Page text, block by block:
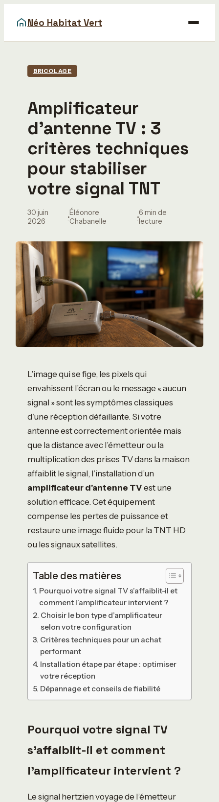
Néo Habitat Vert
Maison
Déco
Gastronomie
Immobilier
BRICOLAGE
Amplificateur
d’antenne TV : 3
critères techniques
pour stabiliser
votre signal TNT
30 juin
2026
·
Éléonore
Chabanelle
·
6 min de
lecture
L’image qui se fige, les pixels qui
envahissent l’écran ou le message « aucun
signal » sont les symptômes classiques
d’une réception défaillante. Si votre
antenne est correctement orientée mais
que la distance avec l’émetteur ou la
multiplication des prises TV dans la maison
affaiblit le signal, l’installation d’un
amplificateur d’antenne TVest une
solution efficace. Cet équipement
compense les pertes de puissance et
restaure une image fluide pour la TNT HD
ou les signaux satellites.
Table des matières
Pourquoi votre signal TV s’affaiblit-il et
comment l’amplificateur intervient ?
Choisir le bon type d’amplificateur
selon votre configuration
Critères techniques pour un achat
performant
Installation étape par étape : optimiser
votre réception
Dépannage et conseils de fiabilité
Pourquoi votre signal TV
s’affaiblit-il et comment
l’amplificateur intervient ?
Le signal hertzien voyage de l’émetteur